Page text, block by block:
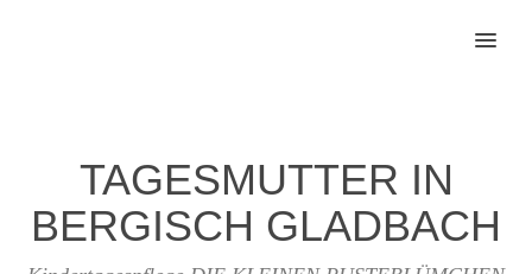
MENU
TAGESMUTTER IN
BERGISCH GLADBACH